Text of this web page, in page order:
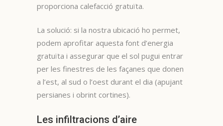
proporciona calefacció gratuïta.
La solució: si la nostra ubicació ho permet,
podem aprofitar aquesta font d’energia
gratuïta i assegurar que el sol pugui entrar
per les finestres de les façanes que donen
a l’est, al sud o l’oest durant el dia (apujant
persianes i obrint cortines).
Les infiltracions d’aire